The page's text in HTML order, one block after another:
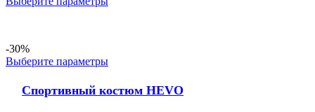
-30%
Выберите параметры
Спортивный костюм HEVO